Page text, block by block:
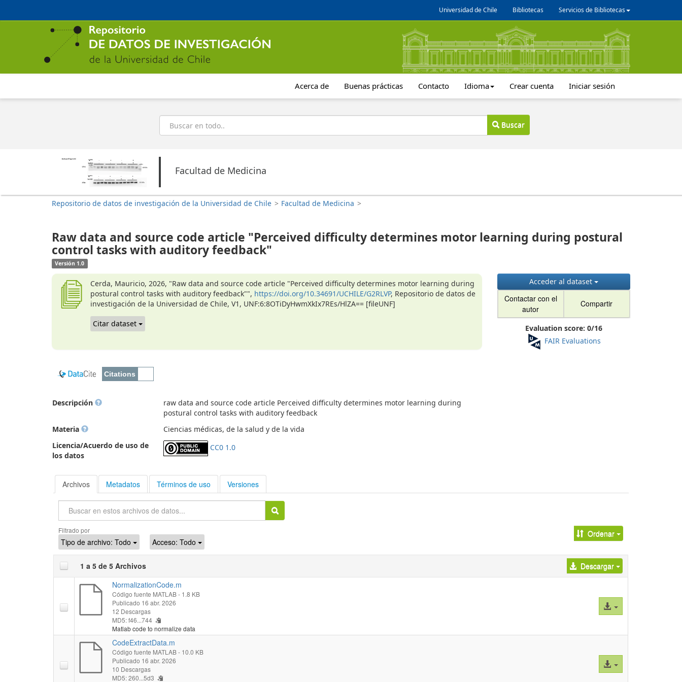
contenido
Universidad de Chile Bibliotecas Servicios de Bibliotecas
Acerca de Buenas prácticas Contacto Idioma Crear cuenta Iniciar sesión
Buscar
Buscar
Facultad de Medicina
Repositorio de datos de investigación de la Universidad de Chile > Facultad de Medicina >
Raw data and source code article "Perceived difficulty determines motor learning during postural
control tasks with auditory feedback"
Versión 1.0
Cerda, Mauricio, 2026, "Raw data and source code article "Perceived difficulty determines motor learning during
postural control tasks with auditory feedback"", https://doi.org/10.34691/UCHILE/G2RLVP, Repositorio de datos de
investigación de la Universidad de Chile, V1, UNF:6:8OTiDyHwmXkIx7REs/HlZA== [fileUNF]
Citar dataset
Acceder al dataset
Contactar con el
autor
Compartir
Evaluation score: 0/16
FAIR Evaluations
Descripción
raw data and source code article Perceived difficulty determines motor learning during
postural control tasks with auditory feedback
Materia
Ciencias médicas, de la salud y de la vida
Licencia/Acuerdo de uso de
los datos
CC0 1.0
Archivos Metadatos Términos de uso Versiones
Filtrado por
Tipo de archivo: Todo Acceso: Todo
Ordenar
1 a 5 de 5 Archivos
Descargar
NormalizationCode.m
Código fuente MATLAB- 1.8 KB
Publicado 16 abr. 2026
12 Descargas
MD5: f46...744
Matlab code to normalize data
Acceso
al
CodeExtractData.m
Código fuente MATLAB- 10.0 KB
Publicado 16 abr. 2026
10 Descargas
MD5: 260...5d3
Acceso
al